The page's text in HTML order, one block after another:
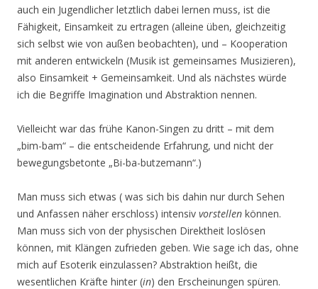
auch ein Jugendlicher letztlich dabei lernen muss, ist die
Fähigkeit, Einsamkeit zu ertragen (alleine üben, gleichzeitig
sich selbst wie von außen beobachten), und – Kooperation
mit anderen entwickeln (Musik ist gemeinsames Musizieren),
also Einsamkeit + Gemeinsamkeit. Und als nächstes würde
ich die Begriffe Imagination und Abstraktion nennen.
Vielleicht war das frühe Kanon-Singen zu dritt – mit dem
„bim-bam“ – die entscheidende Erfahrung, und nicht der
bewegungsbetonte „Bi-ba-butzemann“.)
Man muss sich etwas ( was sich bis dahin nur durch Sehen
und Anfassen näher erschloss) intensiv vorstellen können.
Man muss sich von der physischen Direktheit loslösen
können, mit Klängen zufrieden geben. Wie sage ich das, ohne
mich auf Esoterik einzulassen? Abstraktion heißt, die
wesentlichen Kräfte hinter (in) den Erscheinungen spüren.